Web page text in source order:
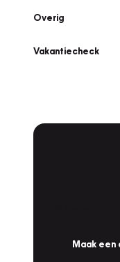
Overig
Vakantiecheck
Maak een